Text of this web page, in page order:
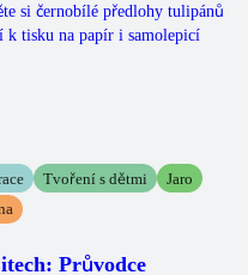
si černobílé předlohy tulipánů
k tisku na papír i samolepicí
Tvoření s dětmi
Jaro
Průvodce